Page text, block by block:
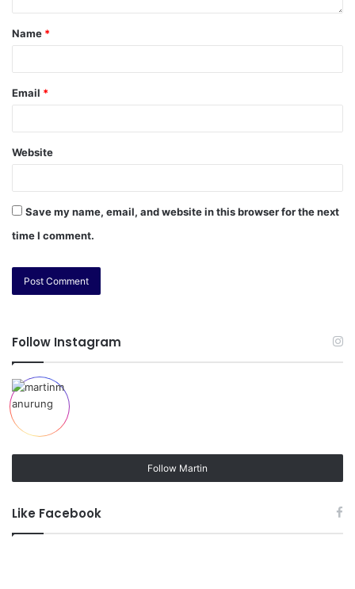
Name *
Email *
Website
Save my name, email, and website in this browser for the next
time I comment.
Follow Instagram
Follow Martin
Like Facebook